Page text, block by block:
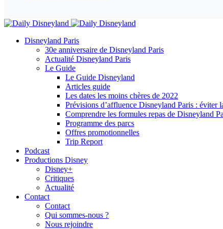
Disneyland Paris
30e anniversaire de Disneyland Paris
Actualité Disneyland Paris
Le Guide
Le Guide Disneyland
Articles guide
Les dates les moins chères de 2022
Prévisions d’affluence Disneyland Paris : éviter
Comprendre les formules repas de Disneyland
Programme des parcs
Offres promotionnelles
Trip Report
Podcast
Productions Disney
Disney+
Critiques
Actualité
Contact
Contact
Qui sommes-nous ?
Nous rejoindre